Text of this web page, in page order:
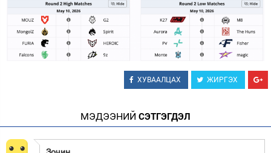
ХУВААЛЦАХ ЖИРГЭХ
МЭДЭЭНИЙ СЭТГЭГДЭЛ